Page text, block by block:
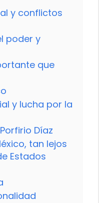
y conflictos
poder y
que
y lucha por la
Díaz
tan lejos
Estados